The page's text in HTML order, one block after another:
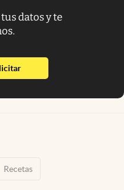
datos y te
abre en nueva pestaña
Recetas